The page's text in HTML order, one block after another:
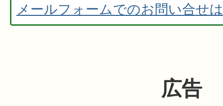
メールフォームでのお問い合せ
広告